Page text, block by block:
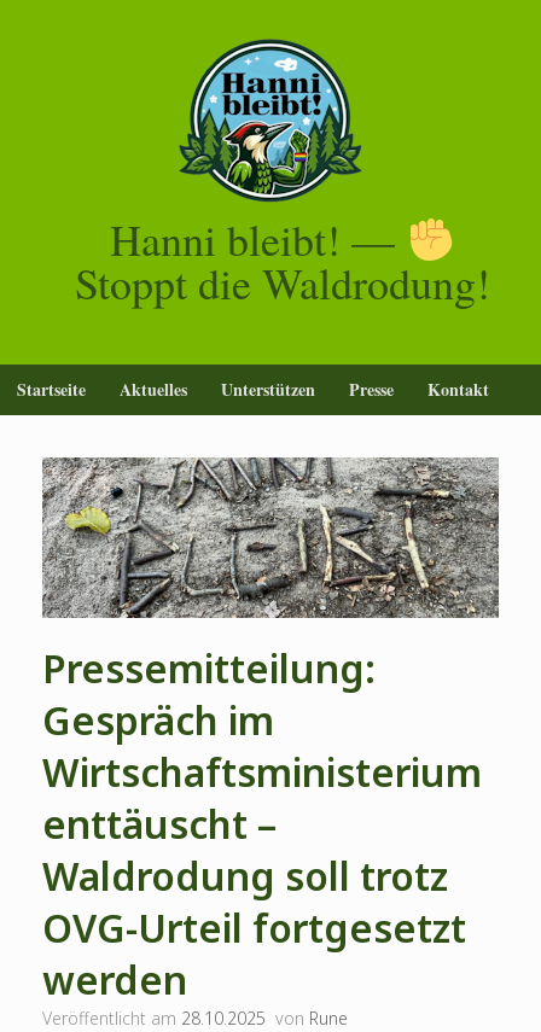
Hanni bleibt! —
Stoppt die Waldrodung!
Startseite Aktuelles Unterstützen Presse Kontakt
Pressemitteilung:
Gespräch im
Wirtschaftsministerium
enttäuscht –
Waldrodung soll trotz
OVG-Urteil fortgesetzt
werden
Veröffentlicht am 28.10.2025 von Rune